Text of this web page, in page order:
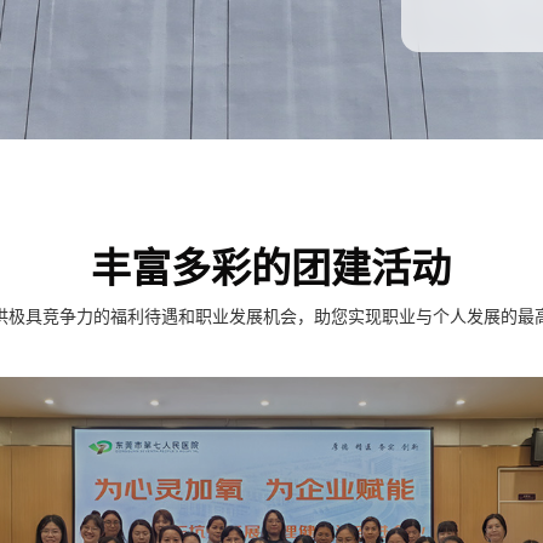
丰富多彩的团建活动
极具竞争力的福利待遇和职业发展机会，助您实现职业与个人发展的最